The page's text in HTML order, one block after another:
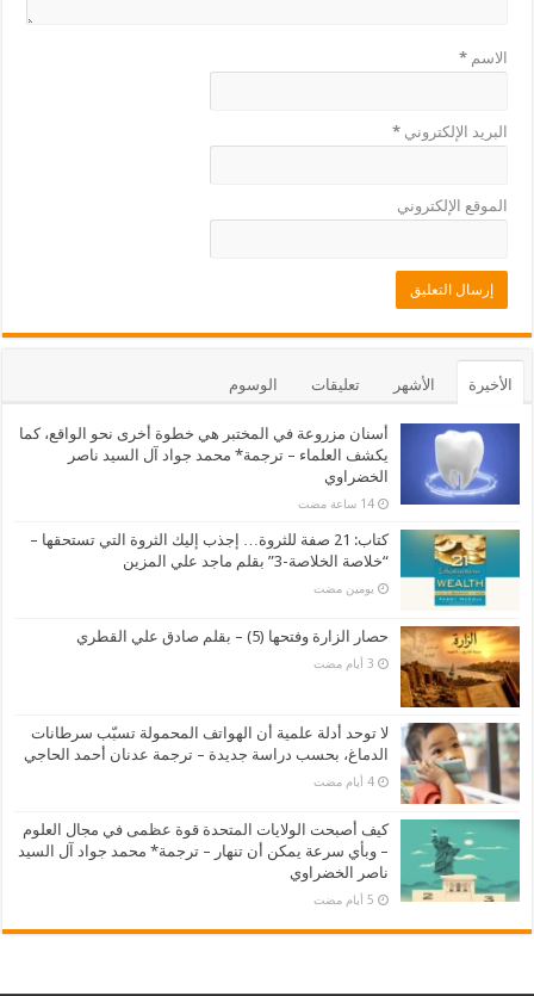
الاسم*
البريد الإلكتروني*
الموقع الإلكتروني
الأخيرة الأشهر تعليقات الوسوم
أسنان مزروعة في المختبر هي خطوة أخرى نحو الواقع، كما
يكشف العلماء – ترجمة* محمد جواد آل السيد ناصر
الخضراوي
‏14 ساعة مضت
كتاب: 21 صفة للثروة… إجذب إليك الثروة التي تستحقها –
“خلاصة الخلاصة-3” بقلم ماجد علي المزين
‏يومين مضت
حصار الزارة وفتحها (5) – بقلم صادق علي القطري
لا توحد أدلة علمية أن الهواتف المحمولة تسبّب سرطانات
الدماغ، بحسب دراسة جديدة – ترجمة عدنان أحمد الحاجي
‏4 أيام مضت
كيف أصبحت الولايات المتحدة قوة عظمى في مجال العلوم
– وبأي سرعة يمكن أن تنهار – ترجمة* محمد جواد آل السيد
ناصر الخضراوي